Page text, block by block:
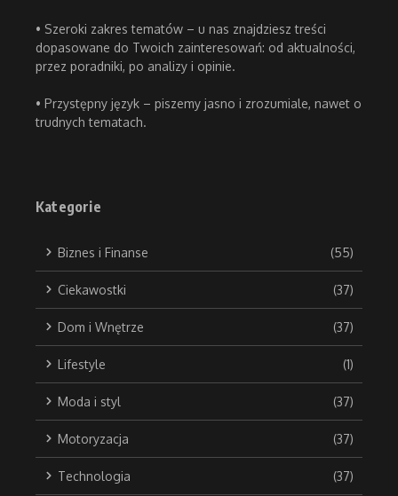
• Szeroki zakres tematów – u nas znajdziesz treści
dopasowane do Twoich zainteresowań: od aktualności,
przez poradniki, po analizy i opinie.
• Przystępny język – piszemy jasno i zrozumiale, nawet o
trudnych tematach.
Kategorie
Biznes i Finanse (55)
Ciekawostki (37)
Dom i Wnętrze (37)
Lifestyle (1)
Moda i styl (37)
Motoryzacja (37)
Technologia (37)